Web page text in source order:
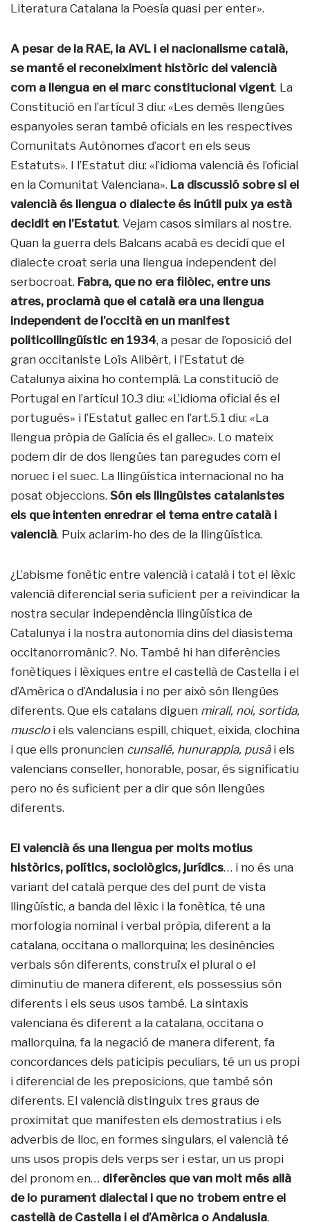
Literatura Catalana la Poesía quasi per enter».
A pesar de la RAE, la AVL i el nacionalisme català,
se manté el reconeiximent històric del valencià
com a llengua en el marc constitucional vigent. La
Constitució en l’artícul 3 diu: «Les demés llengües
espanyoles seran també oficials en les respectives
Comunitats Autònomes d’acort en els seus
Estatuts». I l’Estatut diu: «l’idioma valencià és l’oficial
en la Comunitat Valenciana». La discussió sobre si el
valencià és llengua o dialecte és inútil puix ya està
decidit en l’Estatut. Vejam casos similars al nostre.
Quan la guerra dels Balcans acabà es decidí que el
dialecte croat seria una llengua independent del
serbocroat. Fabra, que no era filòlec, entre uns
atres, proclamà que el català era una llengua
independent de l’occità en un manifest
politicollingüístic en 1934, a pesar de l’oposició del
gran occitaniste Loïs Alibèrt, i l’Estatut de
Catalunya aixina ho contemplà. La constitució de
Portugal en l’artícul 10.3 diu: «L’idioma oficial és el
portugués» i l’Estatut gallec en l’art.5.1 diu: «La
llengua pròpia de Galícia és el gallec». Lo mateix
podem dir de dos llengües tan paregudes com el
noruec i el suec. La llingüística internacional no ha
posat objeccions. Són els llingüistes catalanistes
els que intenten enredrar el tema entre català i
valencià. Puix aclarim-ho des de la llingüística.
¿L’abisme fonètic entre valencià i català i tot el lèxic
valencià diferencial seria suficient per a reivindicar la
nostra secular independència llingüística de
Catalunya i la nostra autonomia dins del diasistema
occitanorromànic?. No. També hi han diferències
fonètiques i lèxiques entre el castellà de Castella i el
d’Amèrica o d’Andalusia i no per això són llengües
diferents. Que els catalans diguen mirall, noi, sortida,
musclo i els valencians espill, chiquet, eixida, clochina
i que ells pronuncien cunsallé, hunurappla, pusài els
valencians conseller, honorable, posar, és significatiu
pero no és suficient per a dir que són llengües
diferents.
El valencià és una llengua per molts motius
històrics, polítics, sociològics, jurídics… i no és una
variant del català perque des del punt de vista
llingüístic, a banda del lèxic i la fonètica, té una
morfologia nominal i verbal pròpia, diferent a la
catalana, occitana o mallorquina; les desinències
verbals són diferents, construïx el plural o el
diminutiu de manera diferent, els possessius són
diferents i els seus usos també. La sintaxis
valenciana és diferent a la catalana, occitana o
mallorquina, fa la negació de manera diferent, fa
concordances dels paticipis peculiars, té un us propi
i diferencial de les preposicions, que també són
diferents. El valencià distinguix tres graus de
proximitat que manifesten els demostratius i els
adverbis de lloc, en formes singulars, el valencià té
uns usos propis dels verps ser i estar, un us propi
del pronom en… diferències que van molt més allà
de lo purament dialectal i que no trobem entre el
castellà de Castella i el d’Amèrica o Andalusia.